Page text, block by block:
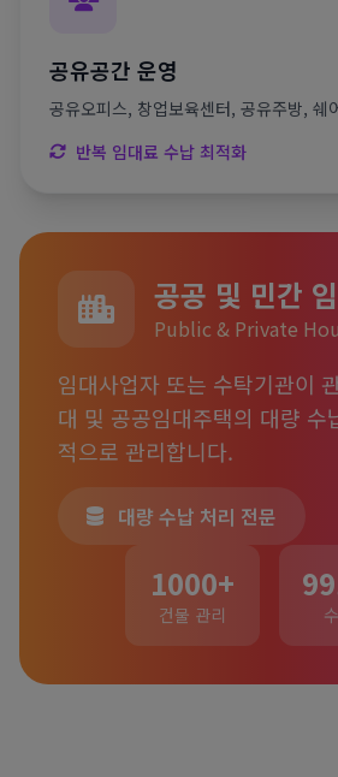
공유공간 운영
공유오피스, 창업보육센터, 공유주방, 쉐
반복 임대료 수납 최적화
공공 및 민간
Public & Private
임대사업자 또는 수탁기관이
대 및 공공임대주택의 대량 수
적으로 관리합니다.
대량 수납 처리 전문
1000+
건물 관리